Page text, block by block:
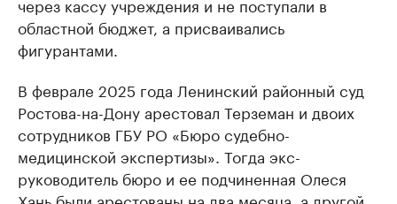
областной бюджет, а присваивались
фигурантами.
В феврале 2025 года Ленинский районный суд
Ростова-на-Дону арестовал Терземан и двоих
сотрудников ГБУ РО «Бюро судебно-
медицинской экспертизы». Тогда экс-
руководитель бюро и ее подчиненная Олеся